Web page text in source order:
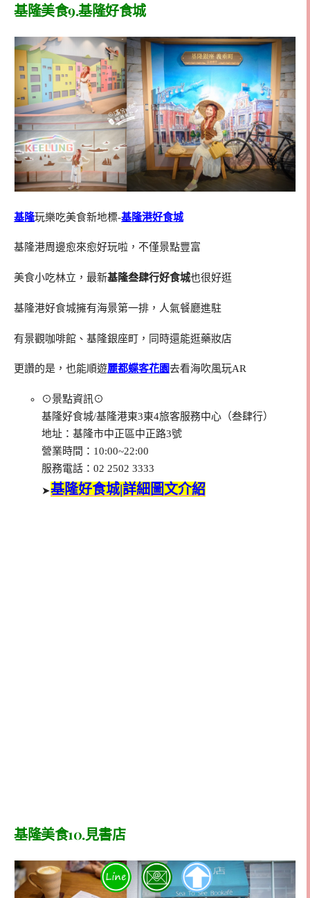
基隆美食9.基隆好食城
基隆玩樂吃美食新地標-基隆港好食城
基隆港周邊愈來愈好玩啦，不僅景點豐富
美食小吃林立，最新基隆叁肆行好食城也很好逛
基隆港好食城擁有海景第一排，人氣餐廳進駐
有景觀咖啡館、基隆銀座町，同時還能逛藥妝店
更讚的是，也能順遊麗都蝶客花園去看海吹風玩AR
⊙景點資訊⊙
基隆好食城/基隆港東3東4旅客服務中心（叁肆行）
地址：基隆市中正區中正路3號
營業時間：10:00~22:00
服務電話：02 2502 3333
➤基隆好食城|詳細圖文介紹
基隆美食10.見書店